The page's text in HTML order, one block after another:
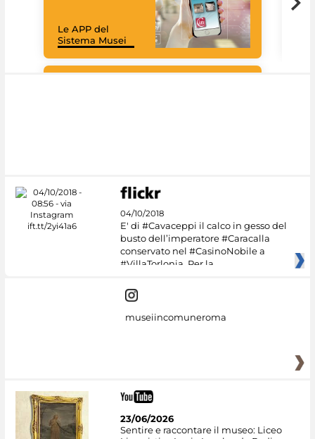
Le APP del
Sistema Musei
04/10/2018
E' di #Cavaceppi il calco in gesso del
busto dell’imperatore #Caracalla
conservato nel #CasinoNobile a
#VillaTorlonia. Per la
museiincomuneroma
23/06/2026
Sentire e raccontare il museo: Liceo